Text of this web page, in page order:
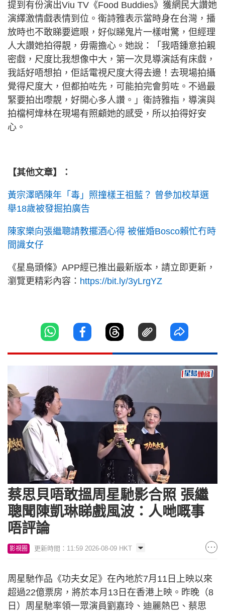
提到有份演出Viu TV《Food Buddies》獲網民大讚她
演繹激情戲表情到位。衛詩雅表示當時身在台灣，播
放時也不敢睇要遮眼，好似睇鬼片一樣咁驚，但經理
人大讚她拍得靚，毋需擔心。她說：「我唔鍾意拍親
密戲，尺度比我想像中大，第一次見導演話有床戲，
我話好唔想拍，佢話電視尺度大得去邊！去現場拍攝
覺得尺度大，但都拍咗先，可能拍完會剪咗。不過最
緊要拍出嚟靚，好開心多人讚。」衛詩雅指，導演與
拍檔柯煒林在現場有照顧她的感受，所以拍得好安
心。
【其他文章】：
黃宗澤晒陳年「毒」照撞樣王祖藍？ 曾參加校草選
舉18歲被發掘拍廣告
陳家樂向張繼聰請教擺酒心得 被催婚Bosco賴忙冇時
間識女仔
《星島頭條》APP經已推出最新版本，請立即更新，
瀏覽更精彩內容： https://bit.ly/3yLrgYZ
UnmuteLoaded:
8.30%
蔡思貝唔敢搵周星馳影合照 張繼
聰聞陳凱琳睇戲風波：人哋嘅事
唔評論
影視圈 更新時間：11:59 2026-08-09 HKT
周星馳作品《功夫女足》在內地於7月11日上映以來
超過22億票房，將於本月13日在香港上映。昨晚（8
日）周星馳率領一眾演員劉嘉玲、迪麗熱巴、蔡思